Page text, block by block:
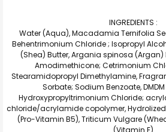
INGREDIENTS :
Water (Aqua), Macadamia Ternifolia
Behentrimonium Chloride ; Isopropyl
(Shea) Butter, Argania spinosa (Argan)
Amodimethicone; Cetrimonium
Stearamidopropyl Dimethylamine,
Sorbate; Sodium Benzoate,
Hydroxypropyltrimonium Chloride;
chloride/acrylamide copolymer, Hydrolized
(Pro-Vitamin B5), Triticum Vulgare
(Vitamin E).